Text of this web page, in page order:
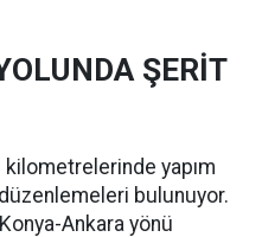
ŞERİT
kilometrelerinde yapım
bulunuyor.
Ankara yönü